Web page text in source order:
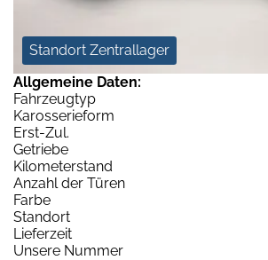
Standort Zentrallager
Allgemeine Daten:
Fahrzeugtyp
Karosserieform
Erst-Zul.
Getriebe
Kilometerstand
Anzahl der Türen
Farbe
Standort
Lieferzeit
Unsere Nummer